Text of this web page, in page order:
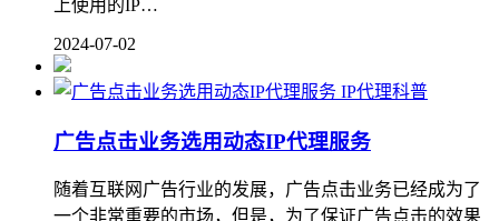
上使用的IP…
2024-07-02
IP代理科普
广告点击业务选用动态IP代理服务
随着互联网广告行业的发展，广告点击业务已经成为了
一个非常重要的市场，但是，为了保证广告点击的效果